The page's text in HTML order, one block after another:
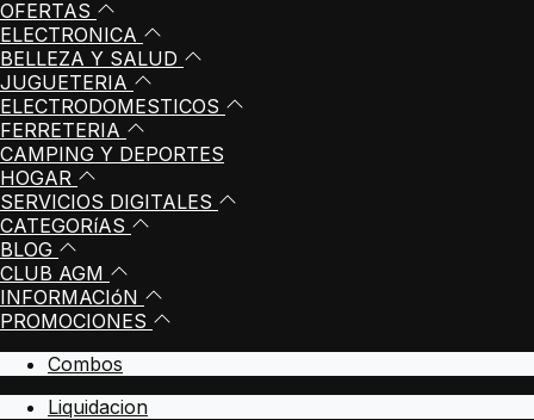
OFERTAS
ELECTRONICA
BELLEZA Y SALUD
JUGUETERIA
ELECTRODOMESTICOS
FERRETERIA
CAMPING Y DEPORTES
HOGAR
SERVICIOS DIGITALES
CATEGORíAS
BLOG
CLUB AGM
INFORMACIóN
PROMOCIONES
Combos
Liquidacion